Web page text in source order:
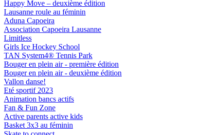
Happy Move – deuxième édition
Lausanne roule au féminin
Aduna Capoeira
Association Capoeira Lausanne
Limitless
Girls Ice Hockey School
TAN System4® Tennis Park
Bouger en plein air - première édition
Bouger en plein air - deuxième édition
Vallon danse!
Eté sportif 2023
Animation bancs actifs
Fan & Fun Zone
Active parents active kids
Basket 3x3 au féminin